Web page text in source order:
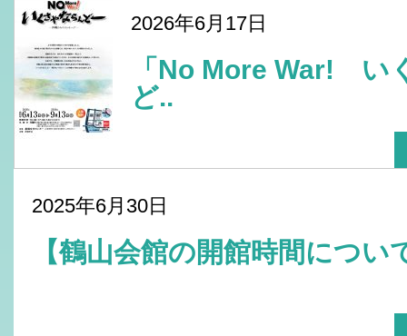
2026年6月17日
「No More War! い
ど..
2025年6月30日
【鶴山会館の開館時間につ